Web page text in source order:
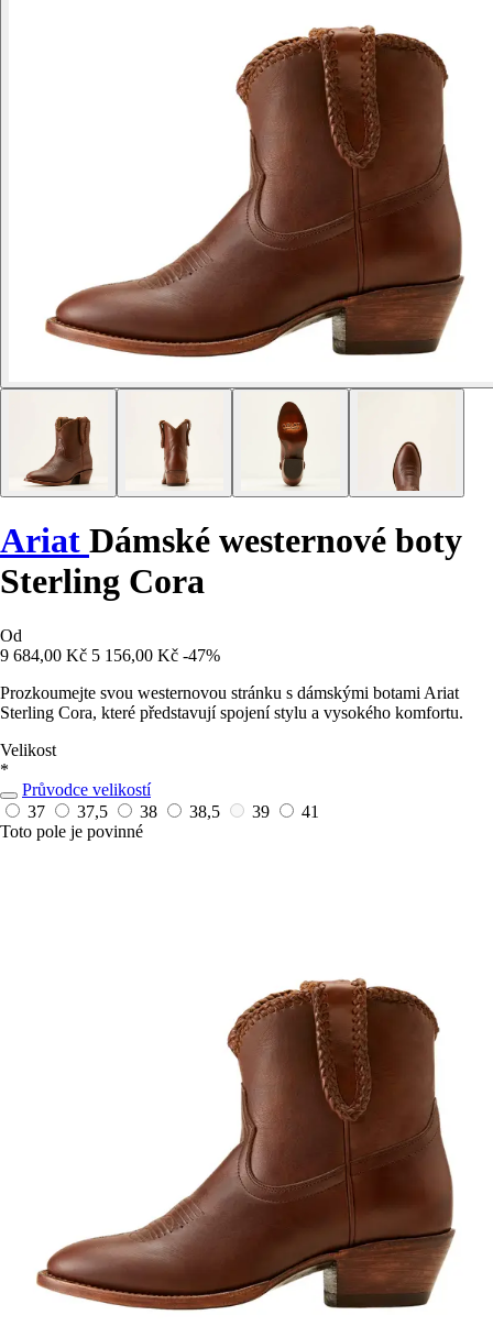
Ariat Dámské westernové boty
Sterling Cora
Od
9 684,00 Kč 5 156,00 Kč -47%
Prozkoumejte svou westernovou stránku s dámskými botami Ariat
Sterling Cora, které představují spojení stylu a vysokého komfortu.
Velikost
*
Průvodce velikostí
37
37,5 38 38,5 39
41
Toto pole je povinné